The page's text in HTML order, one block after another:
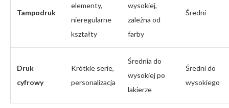
Tampodruk
elementy,
nieregularne
kształty
wysokiej,
zależna od
farby
Średni
Druk
cyfrowy
Krótkie serie,
personalizacja
Średnia do
wysokiej po
lakierze
Średni do
wysokiego